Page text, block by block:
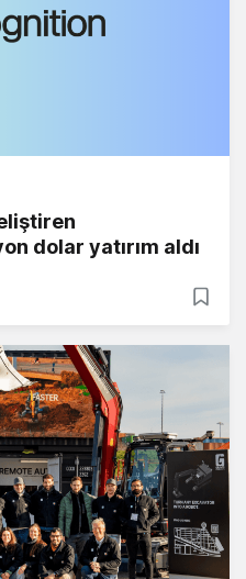
dolar yatırım aldı